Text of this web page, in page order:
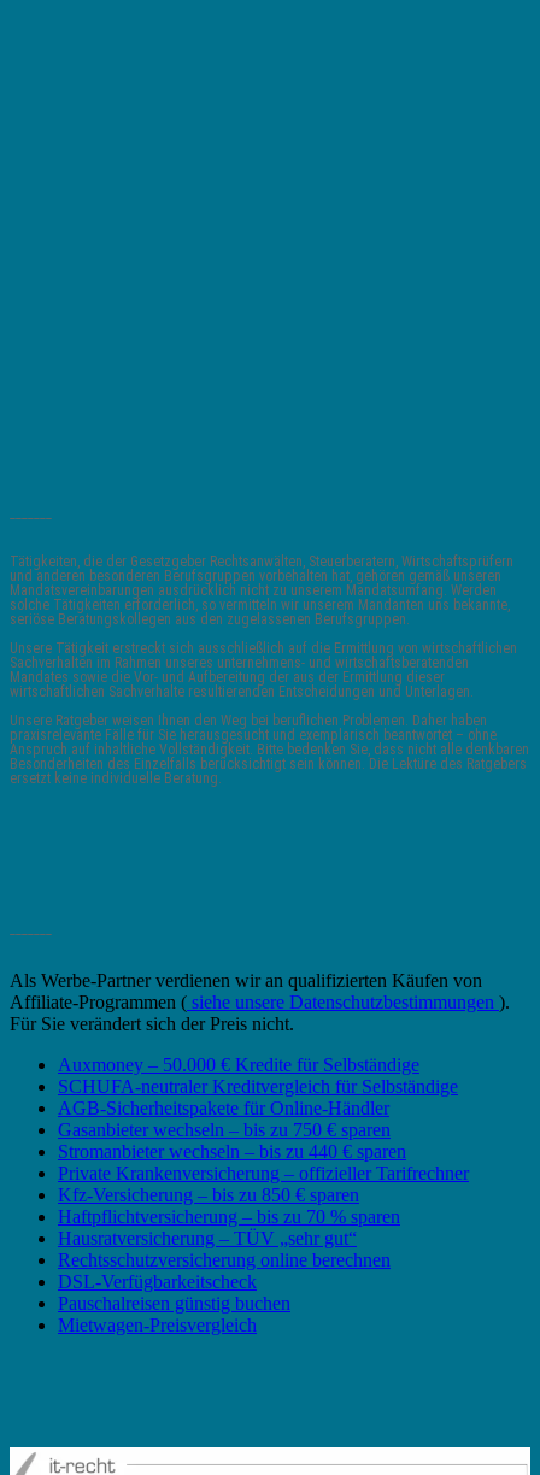
Tätigkeiten, die der Gesetzgeber Rechtsanwälten, Steuerberatern, Wirtschaftsprüfern
und anderen besonderen Berufsgruppen vorbehalten hat, gehören gemäß unseren
Mandatsvereinbarungen ausdrücklich nicht zu unserem Mandatsumfang. Werden
solche Tätigkeiten erforderlich, so vermitteln wir unserem Mandanten uns bekannte,
seriöse Beratungskollegen aus den zugelassenen Berufsgruppen.
Unsere Tätigkeit erstreckt sich ausschließlich auf die Ermittlung von wirtschaftlichen
Sachverhalten im Rahmen unseres unternehmens- und wirtschaftsberatenden
Mandates sowie die Vor- und Aufbereitung der aus der Ermittlung dieser
wirtschaftlichen Sachverhalte resultierenden Entscheidungen und Unterlagen.
Unsere Ratgeber weisen Ihnen den Weg bei beruflichen Problemen. Daher haben
praxisrelevante Fälle für Sie herausgesucht und exemplarisch beantwortet – ohne
Anspruch auf inhaltliche Vollständigkeit. Bitte bedenken Sie, dass nicht alle denkbaren
Besonderheiten des Einzelfalls berücksichtigt sein können. Die Lektüre des Ratgebers
ersetzt keine individuelle Beratung.
Als Werbe-Partner verdienen wir an qualifizierten Käufen von
Affiliate-Programmen ( siehe unsere Datenschutzbestimmungen ).
Für Sie verändert sich der Preis nicht.
Auxmoney – 50.000 € Kredite für Selbständige
SCHUFA-neutraler Kreditvergleich für Selbständige
AGB-Sicherheitspakete für Online-Händler
Gasanbieter wechseln – bis zu 750 € sparen
Stromanbieter wechseln – bis zu 440 € sparen
Private Krankenversicherung – offizieller Tarifrechner
Kfz-Versicherung – bis zu 850 € sparen
Haftpflichtversicherung – bis zu 70 % sparen
Hausratversicherung – TÜV „sehr gut“
Rechtsschutzversicherung online berechnen
DSL-Verfügbarkeitscheck
Pauschalreisen günstig buchen
Mietwagen-Preisvergleich